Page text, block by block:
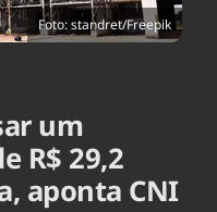
Foto: standret/Freepik
um
R$ 29,2
aponta CNI